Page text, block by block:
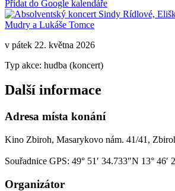
Přidat do Google kalendáře
v pátek 22. května 2026
Typ akce: hudba (koncert)
Další informace
Adresa místa konání
Kino Zbiroh, Masarykovo nám. 41/41,
Souřadnice GPS: 49° 51′ 34.733″N 13° 46′
Organizátor